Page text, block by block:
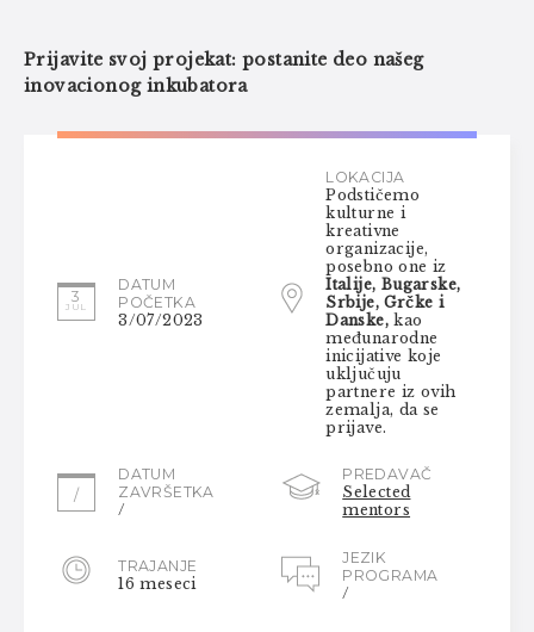
Prijavite svoj projekat: postanite deo našeg
inovacionog inkubatora
3
JUL
DATUM
POČETKA
3/07/2023
LOKACIJA
Podstičemo
kulturne i
kreativne
organizacije,
posebno one iz
Italije, Bugarske,
Srbije, Grčke i
Danske, kao
međunarodne
inicijative koje
uključuju
partnere iz ovih
zemalja, da se
prijave.
/
DATUM
ZAVRŠETKA
/
PREDAVAČ
Selected
mentors
TRAJANJE
16 meseci
JEZIK
PROGRAMA
/